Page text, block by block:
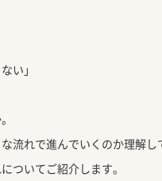
い」
流れで進んでいくのか理解し
ついてご紹介します。